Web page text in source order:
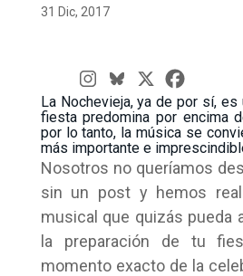
31 Dic, 2017
La Nochevieja, ya de por sí, es
fiesta predomina por encima
por lo tanto, la música se
más importante e
Nosotros no queríamos
sin un post y hemos
musical que quizás pueda
la preparación de tu
momento exacto de la